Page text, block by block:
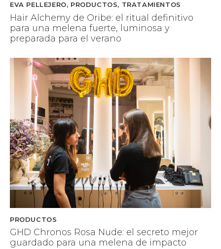
EVA PELLEJERO, PRODUCTOS, TRATAMIENTOS
Hair Alchemy de Oribe: el ritual definitivo
para una melena fuerte, luminosa y
preparada para el verano
PRODUCTOS
GHD Chronos Rosa Nude: el secreto mejor
guardado para una melena de impacto